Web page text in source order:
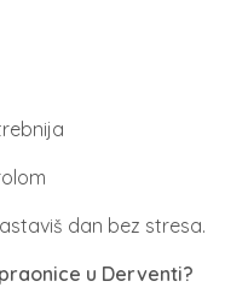
dan bez stresa.
u Derventi?